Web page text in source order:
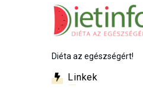
Diéta az egészségért!
Linkek